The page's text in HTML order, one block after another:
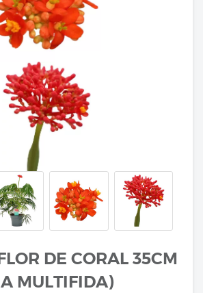
DE CORAL 35CM
MULTIFIDA)